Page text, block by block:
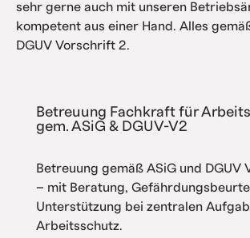
sehr gerne auch mit unseren
kompetent aus einer Hand. Alles
DGUV Vorschrift 2.
Betreuung Fachkraft für
gem. ASiG & DGUV-V2
Betreuung gemäß ASiG und DGUV
– mit Beratung,
Unterstützung bei zentralen
Arbeitsschutz.